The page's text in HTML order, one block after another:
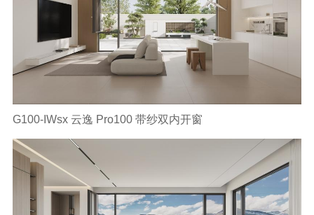
G100-IWsx 云逸 Pro100 带纱双内开窗